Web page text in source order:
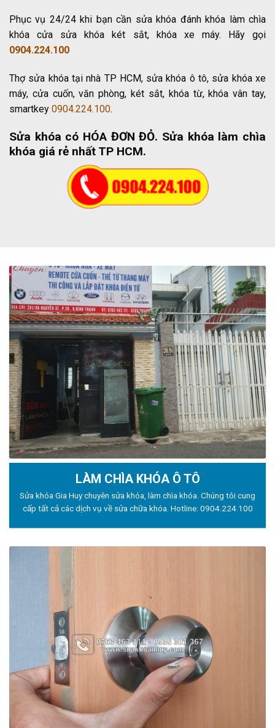
Phục vụ 24/24 khi bạn cần sửa khóa đánh khóa làm chìa
khóa cửa sửa khóa két sắt, khóa xe máy. Hãy gọi
0904.224.100
Thợ sửa khóa tại nhà TP HCM, sửa khóa ô tô, sửa khóa xe
máy, cửa cuốn, văn phòng, két sắt, khóa từ, khóa vân tay,
smartkey 0904.224.100.
Sửa khóa có HÓA ĐƠN ĐỎ. Sửa khóa làm chìa
khóa giá rẻ nhất TP HCM.
LÀM CHÌA KHÓA Ô TÔ
Sửa khóa Gia Huy chuyên sửa khóa, làm chìa khóa. Chúng tôi cung
cấp tất cả các dịch vụ về sửa chữa khóa. Hotline: 0904.224.100